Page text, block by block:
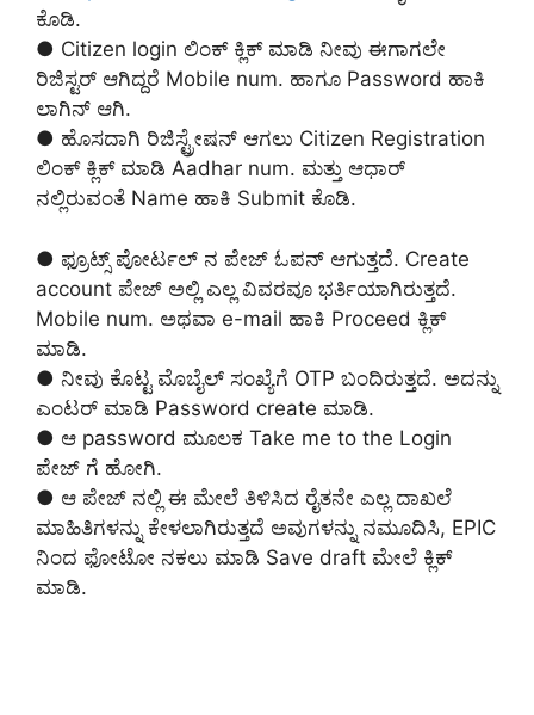
ಕೊಡಿ.
● Citizen login ಲಿಂಕ್ ಕ್ಲಿಕ್ ಮಾಡಿ ನೀವು ಈಗಾಗಲೇ
ರಿಜಿಸ್ಟರ್ ಆಗಿದ್ದರೆ Mobile num. ಹಾಗೂ Password ಹಾಕಿ
ಲಾಗಿನ್ ಆಗಿ.
● ಹೊಸದಾಗಿ ರಿಜಿಸ್ಟ್ರೇಷನ್ ಆಗಲು Citizen Registration
ಲಿಂಕ್ ಕ್ಲಿಕ್ ಮಾಡಿ Aadhar num. ಮತ್ತು ಆಧಾರ್
ನಲ್ಲಿರುವಂತೆ Name ಹಾಕಿ Submit ಕೊಡಿ.
● ಫ್ರೂಟ್ಸ್ ಪೋರ್ಟಲ್ ನ ಪೇಜ್ ಓಪನ್ ಆಗುತ್ತದೆ. Create
account ಪೇಜ್ ಅಲ್ಲಿ ಎಲ್ಲ ವಿವರವೂ ಭರ್ತಿಯಾಗಿರುತ್ತದೆ.
Mobile num. ಅಥವಾ e-mail ಹಾಕಿ Proceed ಕ್ಲಿಕ್
ಮಾಡಿ.
● ನೀವು ಕೊಟ್ಟ ಮೊಬೈಲ್ ಸಂಖ್ಯೆಗೆ OTP ಬಂದಿರುತ್ತದೆ. ಅದನ್ನು
ಎಂಟರ್ ಮಾಡಿ Password create ಮಾಡಿ.
● ಆ password ಮೂಲಕ Take me to the Login
ಪೇಜ್ ಗೆ ಹೋಗಿ.
● ಆ ಪೇಜ್ ನಲ್ಲಿ ಈ ಮೇಲೆ ತಿಳಿಸಿದ ರೈತನೇ ಎಲ್ಲ ದಾಖಲೆ
ಮಾಹಿತಿಗಳನ್ನು ಕೇಳಲಾಗಿರುತ್ತದೆ ಅವುಗಳನ್ನು ನಮೂದಿಸಿ, EPIC
ನಿಂದ ಫೋಟೋ ನಕಲು ಮಾಡಿ Save draft ಮೇಲೆ ಕ್ಲಿಕ್
ಮಾಡಿ.